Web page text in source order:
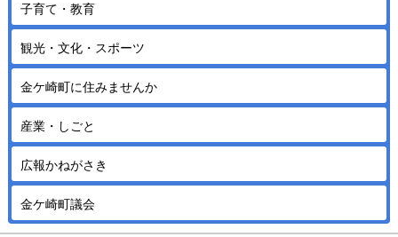
子育て・教育
観光・文化・スポーツ
金ケ崎町に住みませんか
産業・しごと
広報かねがさき
金ケ崎町議会